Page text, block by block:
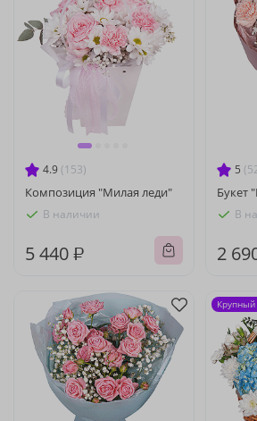
4.9 (153)
Композиция "Милая леди"
В наличии
5 440 ₽
5
Букет
В
2
Крупный